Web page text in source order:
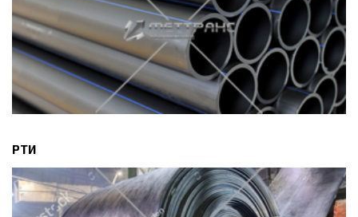
РТИ